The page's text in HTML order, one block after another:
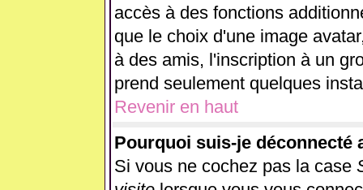
accès à des fonctions
que le choix d'une image
à des amis, l'inscription à un
prend seulement quelques
Revenir en haut
Pourquoi suis-je déconnecté
Si vous ne cochez pas la case